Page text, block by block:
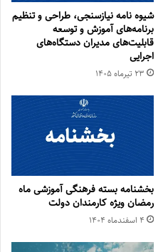
شیوه نامه نیازسنجی، طراحی و تنظیم
برنامه‌های آموزش و توسعه
قابلیت‌های مدیران دستگاه‌های
اجرایی
۲۳ تیر‌ماه ۱۴۰۵
بخشنامه بسته فرهنگی آموزشی ماه
رمضان ویژه کارمندان دولت
۴ اسفند‌ماه ۱۴۰۴